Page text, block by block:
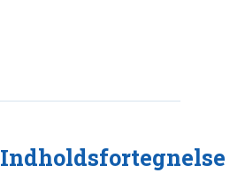
Indholdsfortegnelse